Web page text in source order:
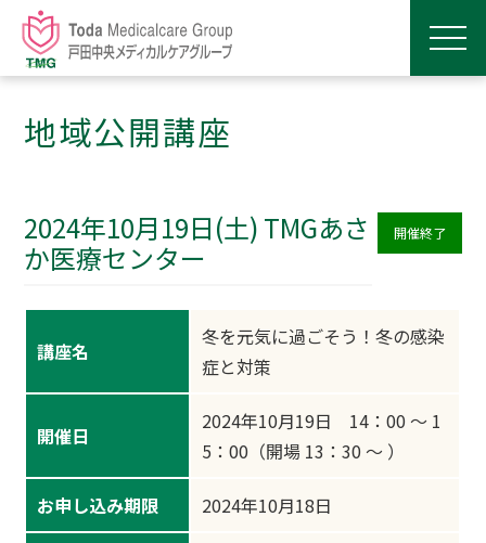
地域公開講座
開催終了
2024年10月19日(土) TMGあさ
か医療センター
講座名
冬を元気に過ごそう！冬の感染
症と対策
開催日
2024年10月19日 14：00 ～ 1
5：00（開場 13：30 ～ ）
お申し込み期限 2024年10月18日